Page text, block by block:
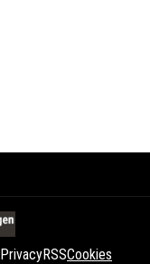
PrivacyRSSCookies